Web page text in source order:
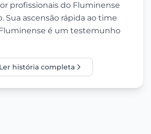
profissionais do Fluminense
Sua ascensão rápida ao time
é um testemunho
Ler história completa